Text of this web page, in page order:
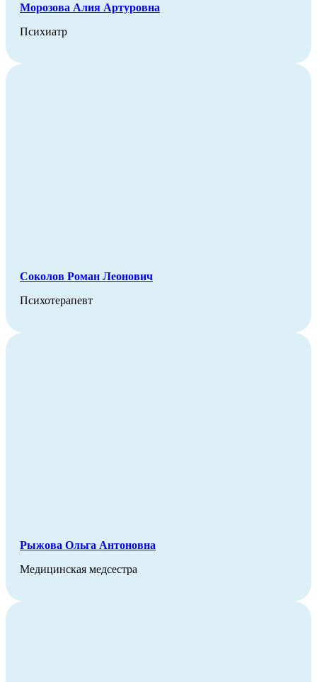
Морозова Алия Артуровна
Психиатр
Соколов Роман Леонович
Психотерапевт
Рыжова Ольга Антоновна
Медицинская медсестра